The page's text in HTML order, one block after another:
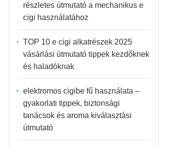
részletes útmutató a mechanikus e
cigi használatához
TOP 10 e cigi alkatrészek 2025
vásárlási útmutató tippek kezdőknek
és haladóknak
elektromos cigibe fű használata –
gyakorlati tippek, biztonsági
tanácsok és aroma kiválasztási
útmutató